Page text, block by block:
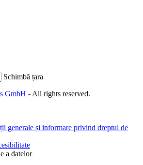
Schimbă țara
GmbH - All rights reserved.
generale și informare privind dreptul de
a datelor